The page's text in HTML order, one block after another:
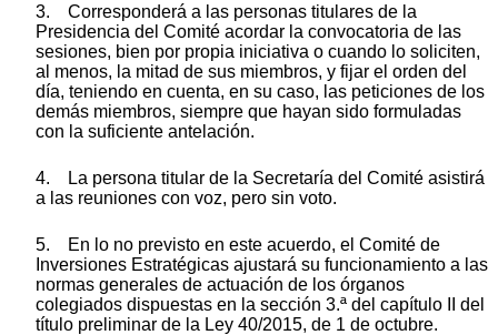
3. Corresponderá a las personas titulares de la
Presidencia del Comité acordar la convocatoria de las
sesiones, bien por propia iniciativa o cuando lo soliciten,
al menos, la mitad de sus miembros, y fijar el orden del
día, teniendo en cuenta, en su caso, las peticiones de los
demás miembros, siempre que hayan sido formuladas
con la suficiente antelación.
4. La persona titular de la Secretaría del Comité asistirá
a las reuniones con voz, pero sin voto.
5. En lo no previsto en este acuerdo, el Comité de
Inversiones Estratégicas ajustará su funcionamiento a las
normas generales de actuación de los órganos
colegiados dispuestas en la sección 3.ª del capítulo II del
título preliminar de la Ley 40/2015, de 1 de octubre.